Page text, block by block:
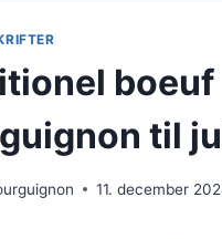
boeuf
til
11. december